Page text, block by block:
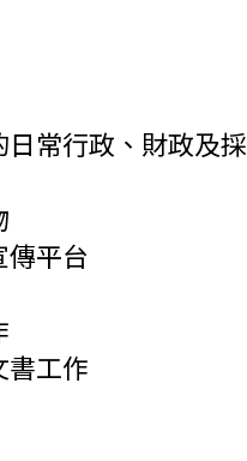
常行政、財政及
平台
書工作